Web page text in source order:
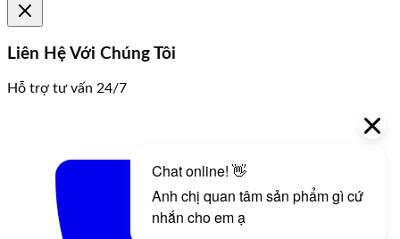
Liên Hệ Với Chúng Tôi
Hỗ trợ tư vấn 24/7